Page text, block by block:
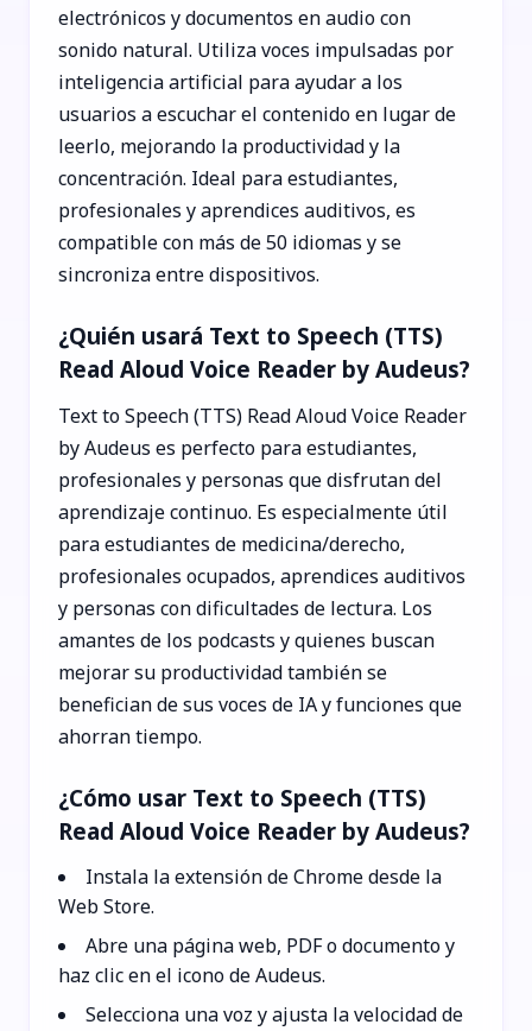
electrónicos y documentos en audio con
sonido natural. Utiliza voces impulsadas por
inteligencia artificial para ayudar a los
usuarios a escuchar el contenido en lugar de
leerlo, mejorando la productividad y la
concentración. Ideal para estudiantes,
profesionales y aprendices auditivos, es
compatible con más de 50 idiomas y se
sincroniza entre dispositivos.
¿Quién usará Text to Speech (TTS)
Read Aloud Voice Reader by Audeus?
Text to Speech (TTS) Read Aloud Voice Reader
by Audeus es perfecto para estudiantes,
profesionales y personas que disfrutan del
aprendizaje continuo. Es especialmente útil
para estudiantes de medicina/derecho,
profesionales ocupados, aprendices auditivos
y personas con dificultades de lectura. Los
amantes de los podcasts y quienes buscan
mejorar su productividad también se
benefician de sus voces de IA y funciones que
ahorran tiempo.
¿Cómo usar Text to Speech (TTS)
Read Aloud Voice Reader by Audeus?
Instala la extensión de Chrome desde la
Web Store.
Abre una página web, PDF o documento y
haz clic en el icono de Audeus.
Selecciona una voz y ajusta la velocidad de